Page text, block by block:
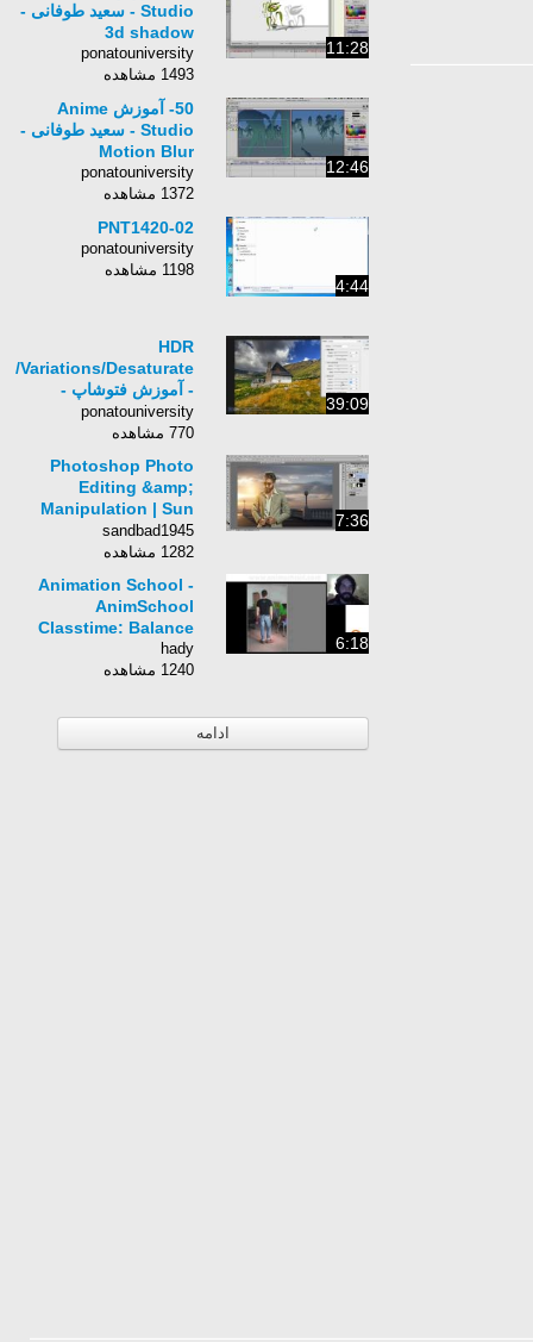
11:28
Studio - سعید طوفانی -
3d shadow
ponatouniversity
1493 مشاهده
12:46
50- آموزش Anime
Studio - سعید طوفانی -
Motion Blur
ponatouniversity
1372 مشاهده
4:44
PNT1420-02
ponatouniversity
1198 مشاهده
39:09
HDR
Variations/Desaturate
- آموزش فتوشاپ -
قسمت هفدهم - بهمن
رئوفی
ponatouniversity
770 مشاهده
7:36
Photoshop Photo
Editing &amp;
Manipulation | Sun
Flare Effects
sandbad1945
1282 مشاهده
6:18
Animation School -
AnimSchool
Classtime: Balance
hady
1240 مشاهده
ادامه